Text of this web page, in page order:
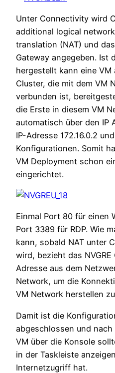
Unter Connectivity wird
additional logical
translation (NAT) und
Gateway angegeben. Ist
hergestellt kann eine VM
Cluster, die mit dem VM
verbunden ist,
die Erste in diesem VM
automatisch über den IP
IP-Adresse 172.16.0.2
Konfigurationen. Somit
VM Deployment schon
eingerichtet.
Einmal Port 80 für einen
Port 3389 für RDP. Wie
kann, sobald NAT unter
wird, bezieht das NVGRE
Adresse aus dem
Network, um die
VM Network herstellen
Damit ist die
abgeschlossen und
VM über die Konsole
in der Taskleiste
Internetzugriff hat.